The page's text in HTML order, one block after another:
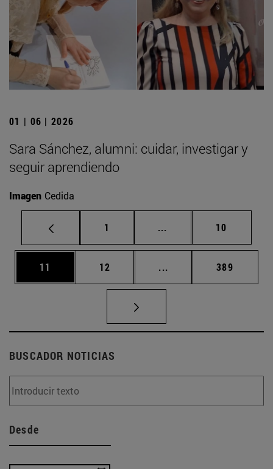
01 | 06 | 2026
Sara Sánchez, alumni: cuidar, investigar y
seguir aprendiendo
Imagen Cedida
Página
1 ... Páginas intermedias
Página
10
Página
11 Página
12 ... Páginas intermedias
Página
389
BUSCADOR NOTICIAS
Desde